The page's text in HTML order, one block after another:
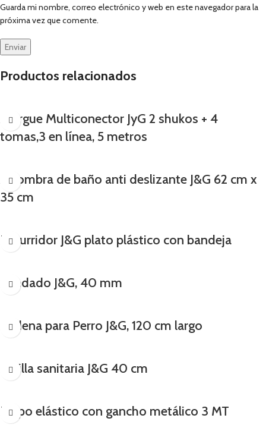
Guarda mi nombre, correo electrónico y web en este navegador para la
próxima vez que comente.
Productos relacionados
Alargue Multiconector JyG 2 shukos + 4
tomas,3 en línea, 5 metros
Alfombra de baño anti deslizante J&G 62 cm x
35 cm
Escurridor J&G plato plástico con bandeja
Candado J&G, 40 mm
Cadena para Perro J&G, 120 cm largo
Colilla sanitaria J&G 40 cm
Pulpo elástico con gancho metálico 3 MT